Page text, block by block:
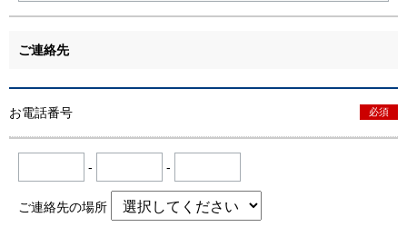
ご連絡先
お電話番号 必須
- -
ご連絡先の場所